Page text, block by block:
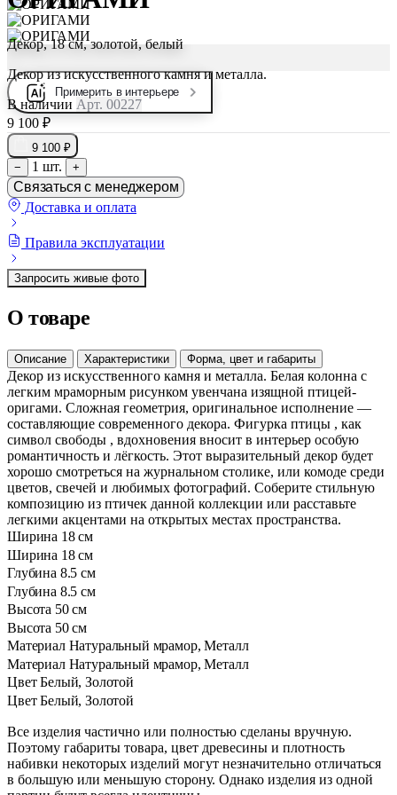
Примерить в интерьере
Декор, 18 см, золотой, белый
Декор из искусственного камня и металла.
В наличии Арт. 00227
9 100 ₽
9 100 ₽
−
1 шт. +
Связаться с менеджером
Доставка и оплата
Правила эксплуатации
Запросить живые фото
О товаре
Описание Характеристики Форма, цвет и габариты
Декор из искусственного камня и металла. Белая колонна с
легким мраморным рисунком увенчана изящной птицей-
оригами. Сложная геометрия, оригинальное исполнение —
составляющие современного декора. Фигурка птицы , как
символ свободы , вдохновения вносит в интерьер особую
романтичность и лёгкость. Этот выразительный декор будет
хорошо смотреться на журнальном столике, или комоде среди
цветов, свечей и любимых фотографий. Соберите стильную
композицию из птичек данной коллекции или расставьте
легкими акцентами на открытых местах пространства.
Ширина 18 см
Ширина 18 см
Глубина 8.5 см
Глубина 8.5 см
Высота 50 см
Высота 50 см
Материал Натуральный мрамор, Металл
Материал Натуральный мрамор, Металл
Цвет Белый, Золотой
Цвет Белый, Золотой
Все изделия частично или полностью сделаны вручную.
Поэтому габариты товара, цвет древесины и плотность
набивки некоторых изделий могут незначительно отличаться
в большую или меньшую сторону. Однако изделия из одной